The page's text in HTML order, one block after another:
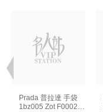
Prada 普拉達 手袋
1bz005 Zot F0002